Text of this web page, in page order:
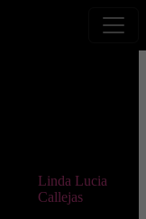
Linda Lucia
Callejas